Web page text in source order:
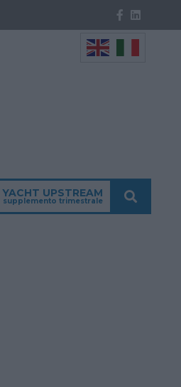
YACHT UPSTREAM
supplemento trimestrale